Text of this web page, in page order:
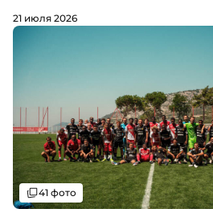
21 июля 2026
Галерея
41 фото